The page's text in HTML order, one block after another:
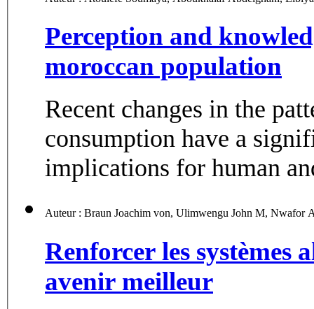
Perception and
moroccan population
Recent changes in the
consumption have a
implications for human
Renforcer les
avenir meilleur